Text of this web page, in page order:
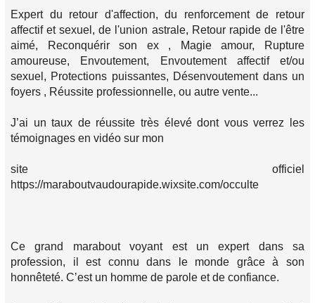
Expert du retour d'affection, du renforcement de retour
affectif et sexuel, de l'union astrale, Retour rapide de l'être
aimé, Reconquérir son ex , Magie amour, Rupture
amoureuse, Envoutement, Envoutement affectif et/ou
sexuel, Protections puissantes, Désenvoutement dans un
foyers , Réussite professionnelle, ou autre vente...
J’ai un taux de réussite très élevé dont vous verrez les
témoignages en vidéo sur mon
site officiel
https://maraboutvaudourapide.wixsite.com/occulte
Ce grand marabout voyant est un expert dans sa
profession, il est connu dans le monde grâce à son
honnêteté. C’est un homme de parole et de confiance.